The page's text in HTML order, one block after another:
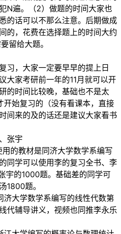
N遍。（2）做题的时间大家也
的话可以不那么注意。后期做成
的，花费在选择题上的时间大约
留给大题。
习，大家一定要早早的提上日
大家考研前一年的11月就可以开
的时间比较晚，基础也不是太
始复习的（没有看课本，直接
间来的及的话还是建议大家看书
张宇
的教材是同济大学数学系编写
同学可以使用李的复习全书、李
宇的1000题。基础差的同学可
1800题。
济大学数学系编写的线性代数第
代辅导讲义，视频也同推李永乐